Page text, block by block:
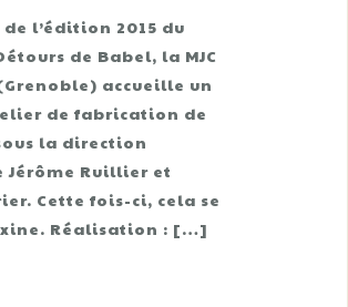
l’édition 2015 du
de Babel, la MJC
accueille un
de fabrication de
la direction
Ruillier et
Cette fois-ci, cela se
Réalisation : […]